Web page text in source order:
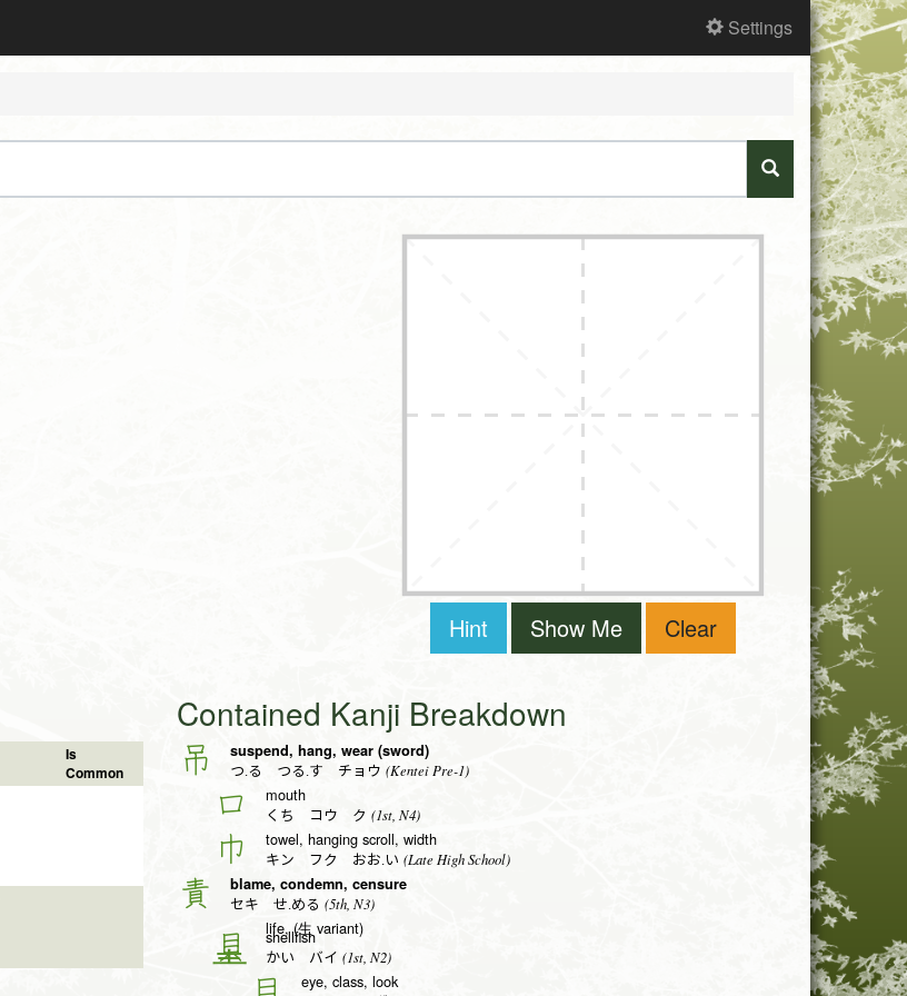
Settings
Hint Show Me Clear
Is
Common
Contained Kanji Breakdown
吊 suspend, hang, wear (sword)
つ.る つる.す チョウ (Kentei Pre-1)
口 mouth
くち コウ ク (1st, N4)
巾 towel, hanging scroll, width
キン フク おお.い (Late High School)
責 blame, condemn, censure
セキ せ.める (5th, N3)
life, (生 variant)
貝 shellfish
かい バイ (1st, N2)
eye, class, look